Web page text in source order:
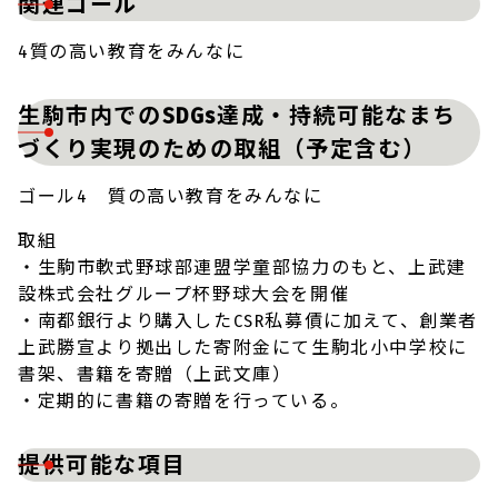
4質の高い教育をみんなに
生駒市内でのSDGs達成・持続可能なまち
づくり実現のための取組（予定含む）
ゴール4 質の高い教育をみんなに
取組
・生駒市軟式野球部連盟学童部協力のもと、上武建
設株式会社グループ杯野球大会を開催
・南都銀行より購入したCSR私募債に加えて、創業者
上武勝宣より拠出した寄附金にて生駒北小中学校に
書架、書籍を寄贈（上武文庫）
・定期的に書籍の寄贈を行っている。
提供可能な項目